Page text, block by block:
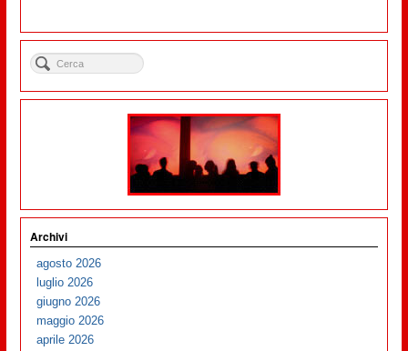
Archivi
agosto 2026
luglio 2026
giugno 2026
maggio 2026
aprile 2026